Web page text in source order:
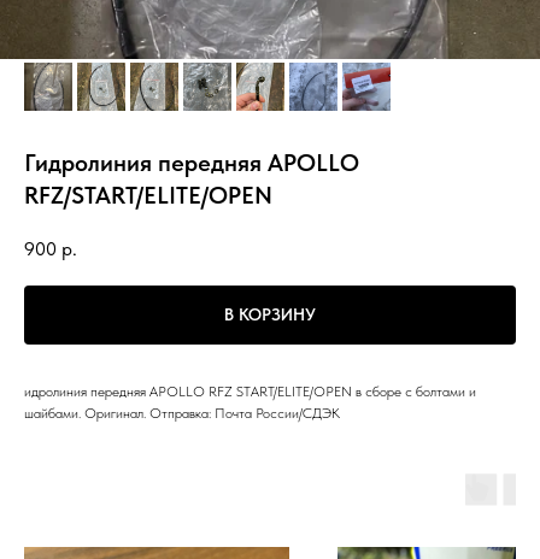
Гидролиния передняя APOLLO
RFZ/START/ELITE/OPEN
900 р.
В КОРЗИНУ
идролиния передняя APOLLO RFZ START/ELITE/OPEN в сборе с болтами и
шайбами. Оригинал. Отправка: Почта России/СДЭК